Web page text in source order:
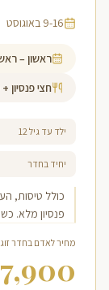
9-16 באוגוסט
ראשון –
חצי פנסיון
ילד עד גיל 12
יחיד בחדר
כולל טיסות,
פנסיון מלא.
מחיר לאדם בחדר
7,900